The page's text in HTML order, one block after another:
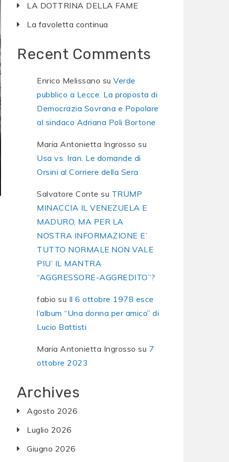
LA DOTTRINA DELLA FAME
La favoletta continua
Recent Comments
Enrico Melissano suVerde
pubblico a Lecce. La proposta di
Democrazia Sovrana e Popolare
al sindaco Adriana Poli Bortone
Maria Antonietta Ingrosso su
Usa vs. Iran. Le domande di
Orsini al Corriere della Sera
Salvatore Conte su TRUMP
MINACCIA IL VENEZUELA E
MADURO, MA PER LA
NOSTRA INFORMAZIONE E’
TUTTO NORMALE.NON VALE
PIU’ IL MANTRA
“AGGRESSORE-AGGREDITO”?
fabio su Il 6 ottobre 1978 esce
l’album “Una donna per amico” di
Lucio Battisti
Maria Antonietta Ingrosso su 7
ottobre 2023
Archives
Agosto 2026
Luglio 2026
Giugno 2026